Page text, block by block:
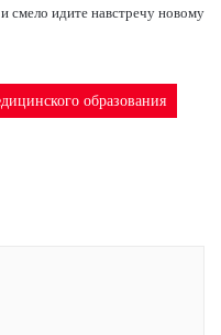
смело идите навстречу новому
образования